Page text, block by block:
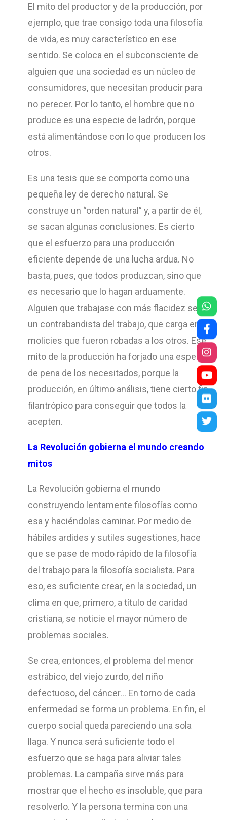
El mito del productor y de la producción, por
ejemplo, que trae consigo toda una filosofía
de vida, es muy característico en ese
sentido. Se coloca en el subconsciente de
alguien que una sociedad es un núcleo de
consumidores, que necesitan producir para
no perecer. Por lo tanto, el hombre que no
produce es una especie de ladrón, porque
está alimentándose con lo que producen los
otros.
Es una tesis que se comporta como una
pequeña ley de derecho natural. Se
construye un “orden natural” y, a partir de él,
se sacan algunas conclusiones. Es cierto
que el esfuerzo para una producción
eficiente depende de una lucha ardua. No
basta, pues, que todos produzcan, sino que
es necesario que lo hagan arduamente.
Alguien que trabajase con más flacidez sería
un contrabandista del trabajo, que carga en sí
molicies que fueron robadas a los otros. Ese
mito de la producción ha forjado una especie
de pena de los necesitados, porque la
producción, en último análisis, tiene cierto fin
filantrópico para conseguir que todos la
acepten.
La Revolución gobierna el mundo creando
mitos
La Revolución gobierna el mundo
construyendo lentamente filosofías como
esa y haciéndolas caminar. Por medio de
hábiles ardides y sutiles sugestiones, hace
que se pase de modo rápido de la filosofía
del trabajo para la filosofía socialista. Para
eso, es suficiente crear, en la sociedad, un
clima en que, primero, a título de caridad
cristiana, se noticie el mayor número de
problemas sociales.
Se crea, entonces, el problema del menor
estrábico, del viejo zurdo, del niño
defectuoso, del cáncer… En torno de cada
enfermedad se forma un problema. En fin, el
cuerpo social queda pareciendo una sola
llaga. Y nunca será suficiente todo el
esfuerzo que se haga para aliviar tales
problemas. La campaña sirve más para
mostrar que el hecho es insoluble, que para
resolverlo. Y la persona termina con una